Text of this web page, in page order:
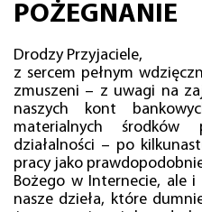
POŻEGNANIE
Drodzy Przyjaciele,
z sercem pełnym
zmuszeni – z uwagi na
naszych kont
materialnych środków
działalności – po
pracy jako
Bożego w Internecie, ale
nasze dzieła, które